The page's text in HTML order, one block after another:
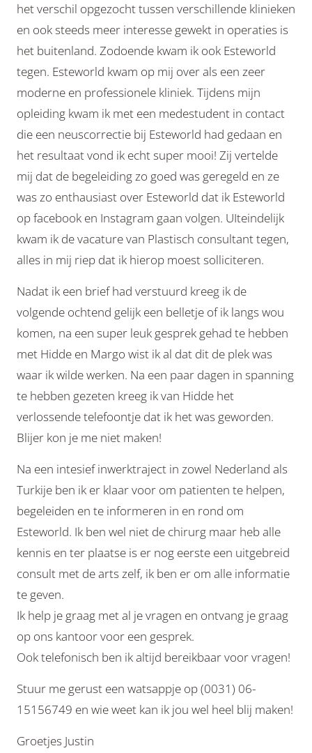
het verschil opgezocht tussen verschillende klinieken
en ook steeds meer interesse gewekt in operaties is
het buitenland. Zodoende kwam ik ook Esteworld
tegen. Esteworld kwam op mij over als een zeer
moderne en professionele kliniek. Tijdens mijn
opleiding kwam ik met een medestudent in contact
die een neuscorrectie bij Esteworld had gedaan en
het resultaat vond ik echt super mooi! Zij vertelde
mij dat de begeleiding zo goed was geregeld en ze
was zo enthausiast over Esteworld dat ik Esteworld
op facebook en Instagram gaan volgen. UIteindelijk
kwam ik de vacature van Plastisch consultant tegen,
alles in mij riep dat ik hierop moest solliciteren.
Nadat ik een brief had verstuurd kreeg ik de
volgende ochtend gelijk een belletje of ik langs wou
komen, na een super leuk gesprek gehad te hebben
met Hidde en Margo wist ik al dat dit de plek was
waar ik wilde werken. Na een paar dagen in spanning
te hebben gezeten kreeg ik van Hidde het
verlossende telefoontje dat ik het was geworden.
Blijer kon je me niet maken!
Na een intesief inwerktraject in zowel Nederland als
Turkije ben ik er klaar voor om patienten te helpen,
begeleiden en te informeren in en rond om
Esteworld. Ik ben wel niet de chirurg maar heb alle
kennis en ter plaatse is er nog eerste een uitgebreid
consult met de arts zelf, ik ben er om alle informatie
te geven.
Ik help je graag met al je vragen en ontvang je graag
op ons kantoor voor een gesprek.
Ook telefonisch ben ik altijd bereikbaar voor vragen!
Stuur me gerust een watsappje op (0031) 06-
15156749 en wie weet kan ik jou wel heel blij maken!
Groetjes Justin